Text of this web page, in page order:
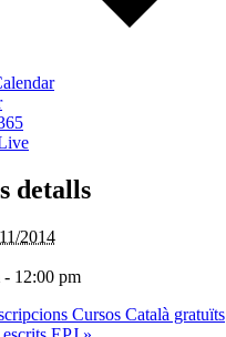
detalls
2014
- 12:00 pm
Cursos Català gratuïts